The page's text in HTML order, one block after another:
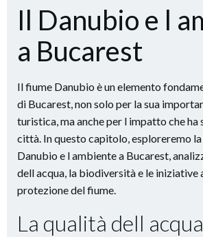
Il Danubio e l
a Bucarest
Il fiume Danubio è un elemento
di Bucarest, non solo per la sua
turistica, ma anche per l impatto che ha
città. In questo capitolo, esploreremo
Danubio e l ambiente a Bucarest,
dell acqua, la biodiversità e le iniziative
protezione del fiume.
La qualità dell acqua